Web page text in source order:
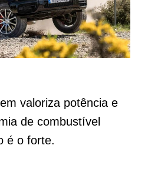
valoriza potência e
de combustível
é o forte.